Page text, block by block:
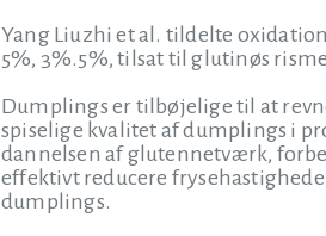
Yang Liuzhi et al. tildelte
5%, 3%.5%, tilsat til glutinøs
Dumplings er tilbøjelige til at
spiselige kvalitet af dumplings i
dannelsen af glutennetværk,
effektivt reducere
dumplings.